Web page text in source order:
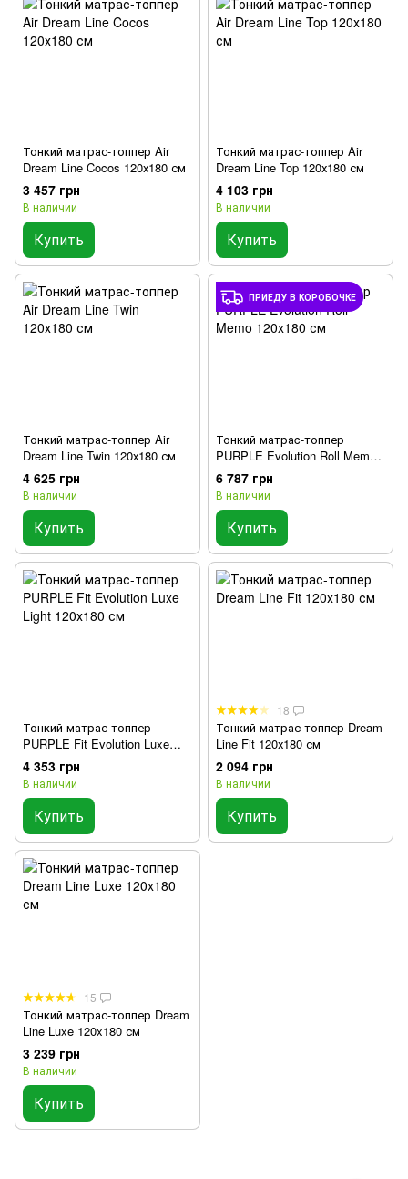
Тонкий матрас-топпер Air
Dream Line Cocos 120х180 см
3 457 грн
В наличии
Купить
Тонкий матрас-топпер Air
Dream Line Top 120х180 см
4 103 грн
В наличии
Купить
Тонкий матрас-топпер Air
Dream Line Twin 120х180 см
4 625 грн
В наличии
Купить
ПРИЕДУ В КОРОБОЧКЕ
Тонкий матраc-топпер
PURPLE Evolution Roll Memo
120x180 см
6 787 грн
В наличии
Купить
Тонкий матрас-топпер
PURPLE Fit Evolution Luxe
Light 120х180 см
4 353 грн
В наличии
Купить
18
Тонкий матрас-топпер Dream
Line Fit 120х180 см
2 094 грн
В наличии
Купить
15
Тонкий матрас-топпер Dream
Line Luxe 120x180 см
3 239 грн
В наличии
Купить